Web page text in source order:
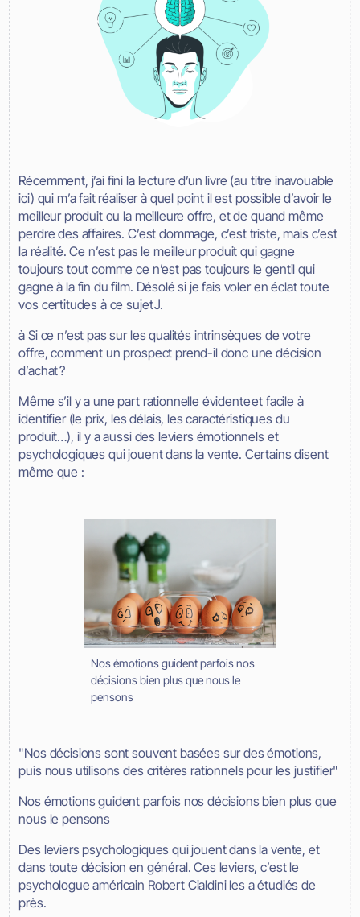
Récemment, j’ai fini la lecture d’un livre (au titre inavouable
ici) qui m’a fait réaliser à quel point il est possible d’avoir le
meilleur produit ou la meilleure offre, et de quand même
perdre des affaires. C’est dommage, c’est triste, mais c’est
la réalité. Ce n’est pas le meilleur produit qui gagne
toujours tout comme ce n’est pas toujours le gentil qui
gagne à la fin du film. Désolé si je fais voler en éclat toute
vos certitudes à ce sujet J.
à Si ce n’est pas sur les qualités intrinsèques de votre
offre, comment un prospect prend-il donc une décision
d’achat ?
Même s’il y a une part rationnelle évidente et facile à
identifier (le prix, les délais, les caractéristiques du
produit…), il y a aussi des leviers émotionnels et
psychologiques qui jouent dans la vente. Certains disent
même que :
Nos émotions guident parfois nos
décisions bien plus que nous le
pensons
"Nos décisions sont souvent basées sur des émotions,
puis nous utilisons des critères rationnels pour les justifier"
Nos émotions guident parfois nos décisions bien plus que
nous le pensons
Des leviers psychologiques qui jouent dans la vente, et
dans toute décision en général. Ces leviers, c’est le
psychologue américain Robert Cialdini les a étudiés de
près.